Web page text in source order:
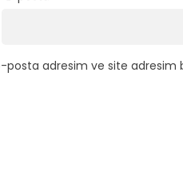
posta adresim ve site adresim